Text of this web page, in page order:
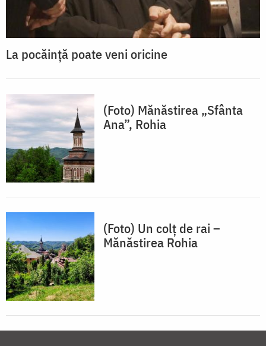
La pocăință poate veni oricine
(Foto) Mănăstirea „Sfânta
Ana”, Rohia
(Foto) Un colț de rai –
Mănăstirea Rohia